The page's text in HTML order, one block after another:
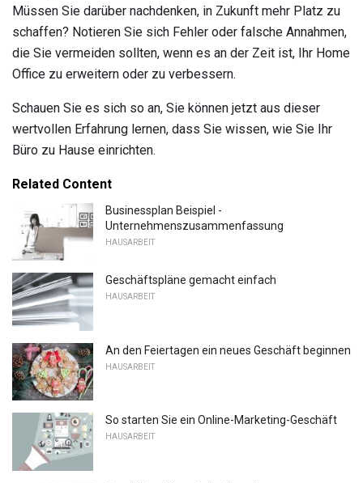
Müssen Sie darüber nachdenken, in Zukunft mehr Platz zu
schaffen? Notieren Sie sich Fehler oder falsche Annahmen,
die Sie vermeiden sollten, wenn es an der Zeit ist, Ihr Home
Office zu erweitern oder zu verbessern.
Schauen Sie es sich so an, Sie können jetzt aus dieser
wertvollen Erfahrung lernen, dass Sie wissen, wie Sie Ihr
Büro zu Hause einrichten.
Related Content
Businessplan Beispiel -
Unternehmenszusammenfassung
HAUSARBEIT
Geschäftspläne gemacht einfach
HAUSARBEIT
An den Feiertagen ein neues Geschäft beginnen
HAUSARBEIT
So starten Sie ein Online-Marketing-Geschäft
HAUSARBEIT